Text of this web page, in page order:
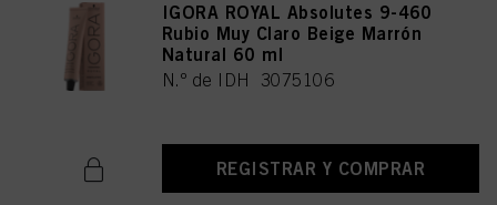
IGORA ROYAL Absolutes 9-460
Rubio Muy Claro Beige Marrón
Natural 60 ml
N.º de IDH 3075106
REGISTRAR Y COMPRAR